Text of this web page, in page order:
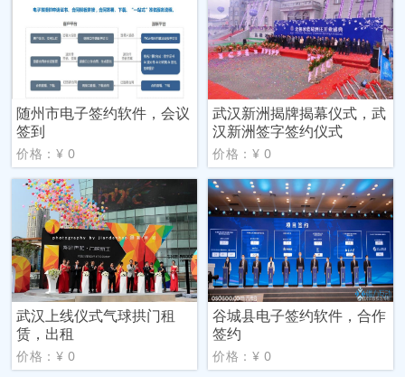
随州市电子签约软件，会议
签到
价格：¥ 0
武汉新洲揭牌揭幕仪式，武
汉新洲签字签约仪式
价格：¥ 0
武汉上线仪式气球拱门租
赁，出租
价格：¥ 0
谷城县电子签约软件，合作
签约
价格：¥ 0